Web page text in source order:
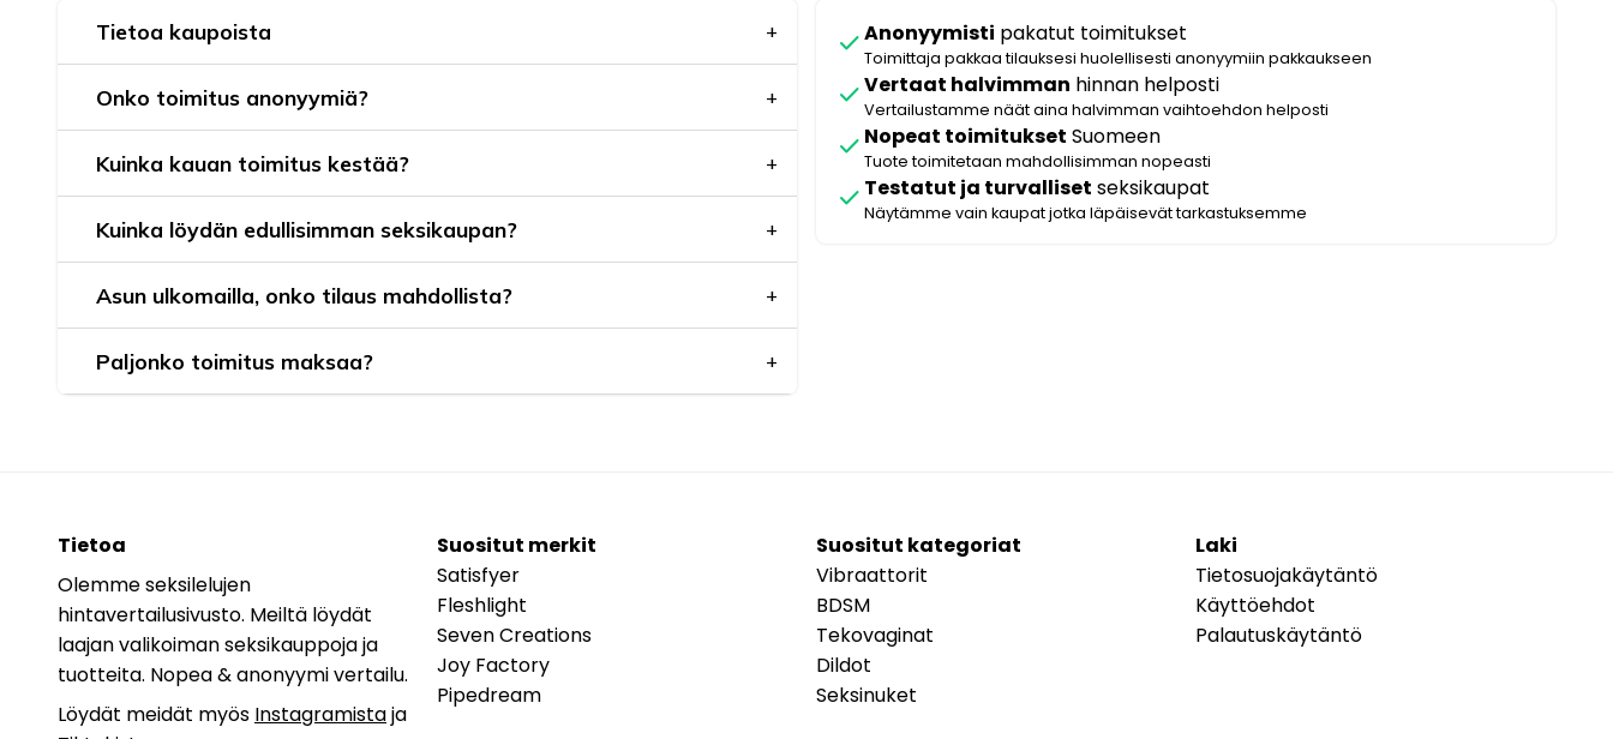
Tietoa kaupoista
Onko toimitus anonyymiä?
Kuinka kauan toimitus kestää?
Kuinka löydän edullisimman seksikaupan?
Asun ulkomailla, onko tilaus mahdollista?
Paljonko toimitus maksaa?
checkAnonyymisti pakatut toimitukset
Toimittaja pakkaa tilauksesi huolellisesti anonyymiin pakkaukseen
checkVertaat halvimman hinnan helposti
Vertailustamme näät aina halvimman vaihtoehdon helposti
check Nopeat toimitukset Suomeen
Tuote toimitetaan mahdollisimman nopeasti
check Testatut ja turvalliset seksikaupat
Näytämme vain kaupat jotka läpäisevät tarkastuksemme
Tietoa
Olemme seksilelujen
hintavertailusivusto. Meiltä löydät
laajan valikoiman seksikauppoja ja
tuotteita. Nopea & anonyymi vertailu.
Löydät meidät myös Instagramistaja
Suositut merkit
Satisfyer
Fleshlight
Seven Creations
Joy Factory
Pipedream
Suositut kategoriat
Vibraattorit
BDSM
Tekovaginat
Dildot
Seksinuket
Laki
Tietosuojakäytäntö
Käyttöehdot
Palautuskäytäntö